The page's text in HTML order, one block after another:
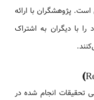
پژوهشگران با ارائه
را با دیگران به اشتراک
تحقیقات انجام شده در